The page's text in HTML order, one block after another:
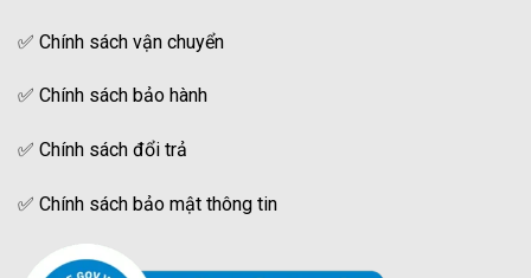
✅ Chính sách vận chuyển
✅ Chính sách bảo hành
✅ Chính sách đổi trả
✅ Chính sách bảo mật thông tin